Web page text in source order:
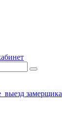
выезд замерщика